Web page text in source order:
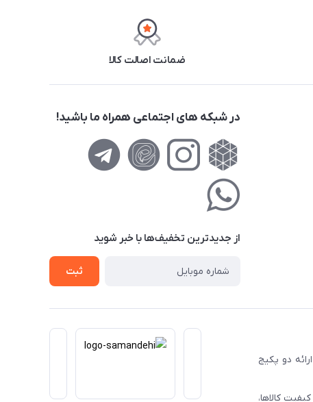
ضمانت اصالت کالا
در شبکه های اجتماعی همراه ما باشید!
از جدید‌ترین تخفیف‌ها با‌ خبر شوید
ثبت
با ارائه دو پکیج
کالاها،